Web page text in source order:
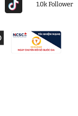
1.0k Follower